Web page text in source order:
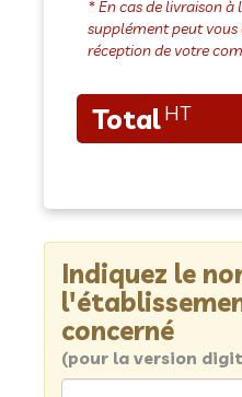
Indiquez le
concerné
(pour la version